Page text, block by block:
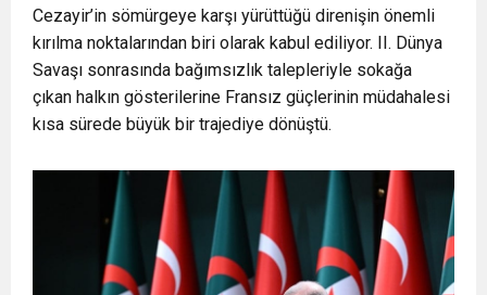
Cezayir’in sömürgeye karşı yürüttüğü direnişin önemli
kırılma noktalarından biri olarak kabul ediliyor. II. Dünya
Savaşı sonrasında bağımsızlık talepleriyle sokağa
çıkan halkın gösterilerine Fransız güçlerinin müdahalesi
kısa sürede büyük bir trajediye dönüştü.